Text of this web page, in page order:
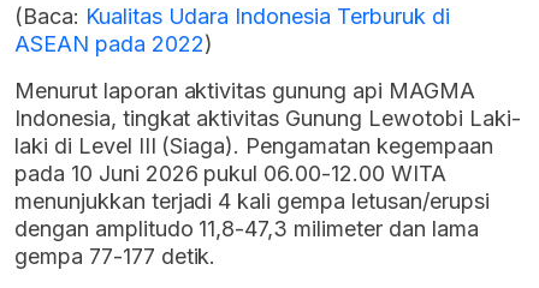
(Baca: Kualitas Udara Indonesia Terburuk di
ASEAN pada 2022)
Menurut laporan aktivitas gunung api MAGMA
Indonesia, tingkat aktivitas Gunung Lewotobi Laki-
laki di Level III (Siaga). Pengamatan kegempaan
pada 10 Juni 2026 pukul 06.00-12.00 WITA
menunjukkan terjadi 4 kali gempa letusan/erupsi
dengan amplitudo 11,8-47,3 milimeter dan lama
gempa 77-177 detik.